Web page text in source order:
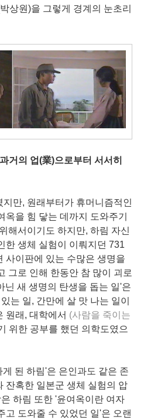
상원)을 그렇게 경계의 눈초리
거의 업(業)으로부터 서서히
만, 원래부터가 휴머니즘적인
옥을 힘 닿는 데까지 도와주기
해서이기도 하지만, 하림 자신
한 생체 실험이 이뤄지던 731
사이판에 있는 수많은 생명을
그로 인해 한동안 참 많이 괴로
닌 새 생명의 탄생을 돕는 일'은
는 일, 간만에 살 맛 나는 일이
원래, 대학에서 (사람을 죽이는
위한 공부를 했던 의학도였으
된 하림'은 은인과도 같은 존
잔혹한 일본군 생체 실험의 압
하림 또한 '윤여옥이란 여자
고 도와줄 수 있었던 일'은 오랜